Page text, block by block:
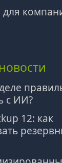
для
с ИИ?
12: как